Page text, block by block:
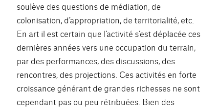
soulève des questions de médiation, de
colonisation, d’appropriation, de territorialité, etc.
En art il est certain que l’activité s’est déplacée ces
dernières années vers une occupation du terrain,
par des performances, des discussions, des
rencontres, des projections. Ces activités en forte
croissance générant de grandes richesses ne sont
cependant pas ou peu rétribuées. Bien des